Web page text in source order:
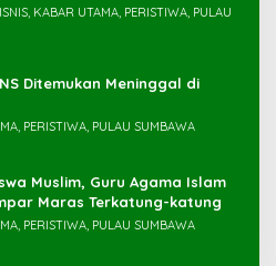
KABAR UTAMA, PERISTIWA, PULAU
Ditemukan Meninggal di
PERISTIWA, PULAU SUMBAWA
Muslim, Guru Agama Islam
di SDN Sampar Maras Terkatung-katung ‎
PERISTIWA, PULAU SUMBAWA